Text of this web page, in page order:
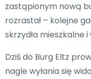
zastąpionym nową
rozrastał – kolejne
skrzydła mieszkalne i
Dziś do Burg Eltz
nagle wyłania się